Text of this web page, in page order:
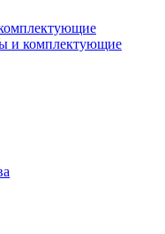
и комплектующие